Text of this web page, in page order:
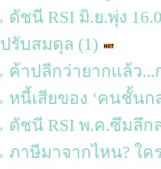
ดัชนี RSI มิ.ย.พุ่ง
ปรับสมดุล (1)
ค้าปลีกว่ายากแล้ว...
หนี้เสียของ ‘คนชั้นก
ดัชนี RSI พ.ค.ซึมลึก
ภาษีมาจากไหน? ใค